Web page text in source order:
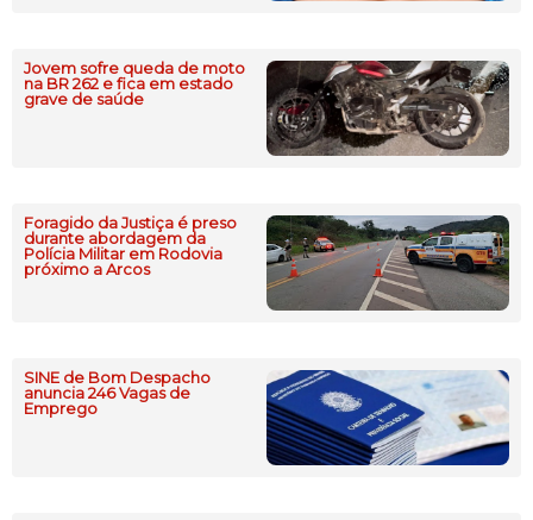
Jovem sofre queda de moto
na BR 262 e fica em estado
grave de saúde
Foragido da Justiça é preso
durante abordagem da
Polícia Militar em Rodovia
próximo a Arcos
SINE de Bom Despacho
anuncia 246 Vagas de
Emprego